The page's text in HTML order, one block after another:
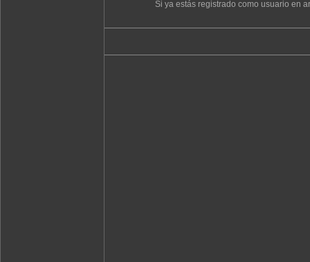
Si ya estás registrado como usuario en